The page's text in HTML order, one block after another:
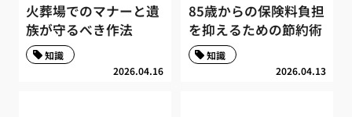
火葬場でのマナーと遺
族が守るべき作法
2026.04.16
知識
85歳からの保険料負担
を抑えるための節約術
2026.04.13
知識